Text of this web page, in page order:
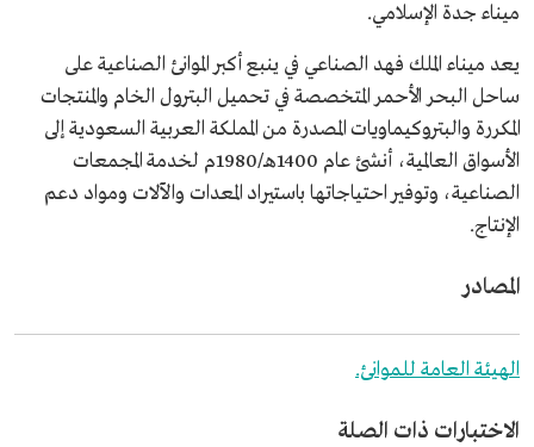
ميناء جدة الإسلامي.
يعد ميناء الملك فهد الصناعي في ينبع أكبر الموانئ الصناعية على
ساحل البحر الأحمر المتخصصة في تحميل البترول الخام والمنتجات
المكررة والبتروكيماويات المصدرة من المملكة العربية السعودية إلى
الأسواق العالمية، أنشئ عام 1400هـ/1980م لخدمة المجمعات
الصناعية، وتوفير احتياجاتها باستيراد المعدات والآلات ومواد دعم
الإنتاج.
المصادر
الهيئة العامة للموانئ.
الاختبارات ذات الصلة